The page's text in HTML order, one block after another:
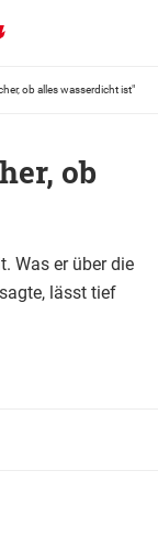
ob alles wasserdicht ist"
ob
Was er über die
lässt tief